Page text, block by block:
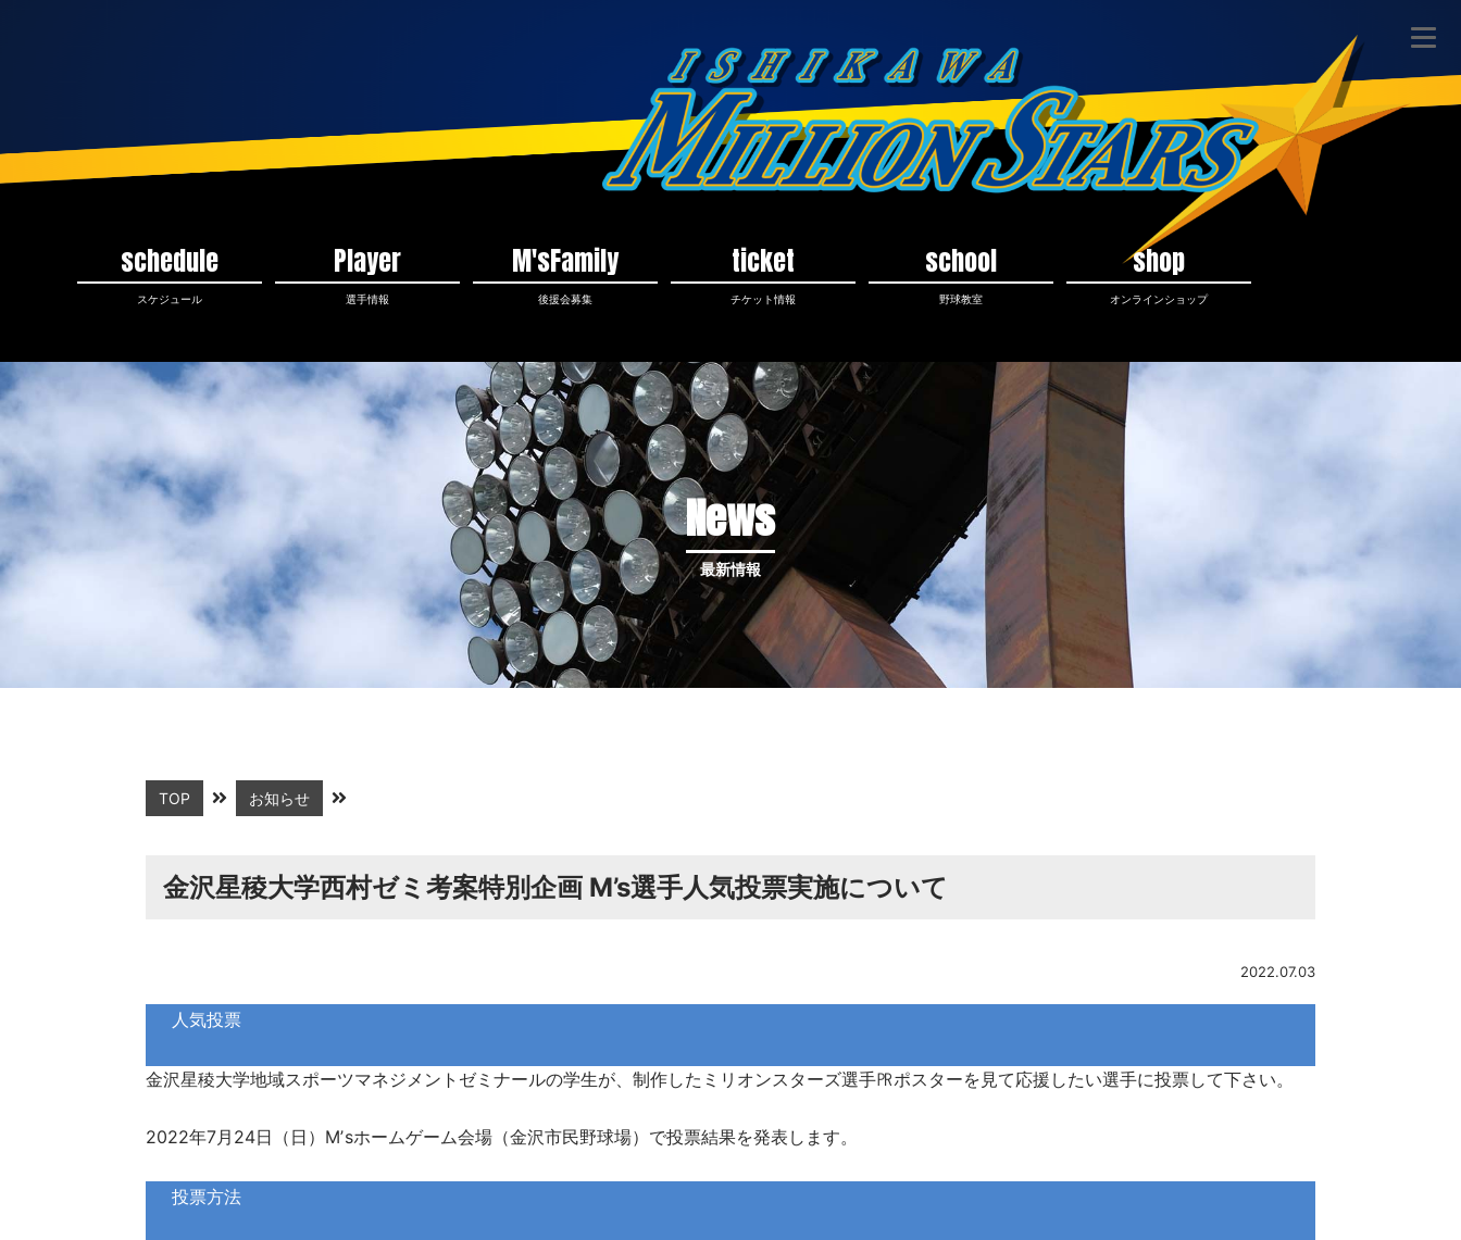
schedule
スケジュール
Player
選手情報
M'sFamily
後援会募集
ticket
チケット情報
school
野球教室
shop
オンラインショップ
News
最新情報
TOP お知らせ
金沢星稜大学西村ゼミ考案特別企画 M’s選手人気投票実施について
2022.07.03
人気投票
金沢星稜大学地域スポーツマネジメントゼミナールの学生が、制作したミリオンスターズ選手㏚ポスターを見て応援したい選手に投票して下さい。
2022年7月24日（日）Mʼsホームゲーム会場（金沢市民野球場）で投票結果を発表します。
投票方法